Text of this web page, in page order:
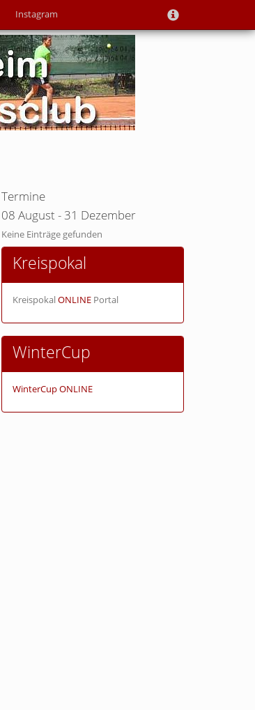
Instagram
Termine
08 August - 31 Dezember
Keine Einträge gefunden
Kreispokal
KreispokalONLINEPortal
WinterCup
WinterCup ONLINE